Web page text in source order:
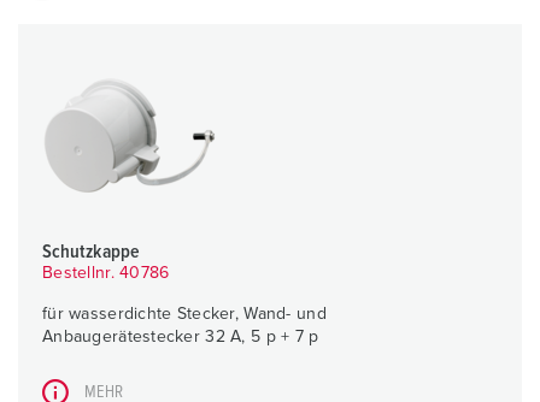
Schutzkappe
Bestellnr. 40786
für wasserdichte Stecker, Wand- und
Anbaugerätestecker 32 A, 5 p + 7 p
MEHR